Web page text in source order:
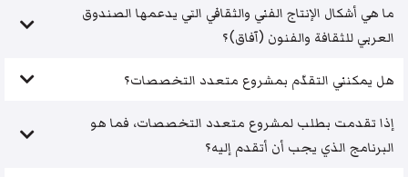
ما هي أشكال الإنتاج الفني والثقافي التي يدعمها الصندوق
العربي للثقافة والفنون (آفاق)؟
هل يمكنني التقدّم بمشروع متعدد التخصصات؟
إذا تقدمت بطلب لمشروع متعدد التخصصات، فما هو
البرنامج الذي يجب أن أتقدم إليه؟